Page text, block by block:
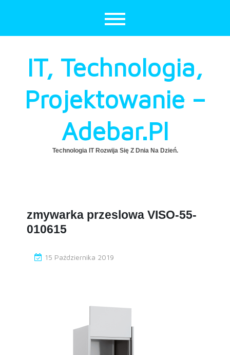
IT, Technologia,
Projektowanie –
Adebar.pl
Technologia IT Rozwija Się Z Dnia Na Dzień.
zmywarka przeslowa VISO-55-
010615
15 Października 2019